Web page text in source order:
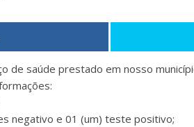
de saúde prestado em nosso
negativo e 01 (um) teste positivo;